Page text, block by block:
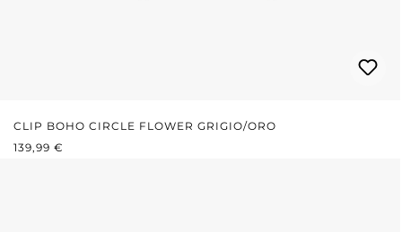
CLIP BOHO CIRCLE FLOWER GRIGIO/ORO
PREZZO NORMALE:
139,99 €